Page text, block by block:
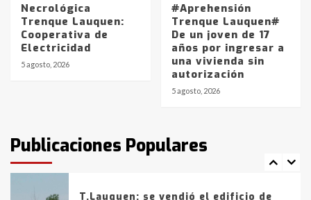
Necrológica
Trenque Lauquen:
Cooperativa de
Electricidad
5 agosto, 2026
#Aprehensión
Trenque Lauquen#
De un joven de 17
años por ingresar a
una vivienda sin
autorización
5 agosto, 2026
Publicaciones Populares
La Bolsa de Cereales de Bahía
Blanca anticipa que Agosto vendrá
con lluvias y heladas, en gran parte
fueron detenidos por
comercialización de drogas en la
tarde del sábado
T.Lauquen: se vendió el edificio de